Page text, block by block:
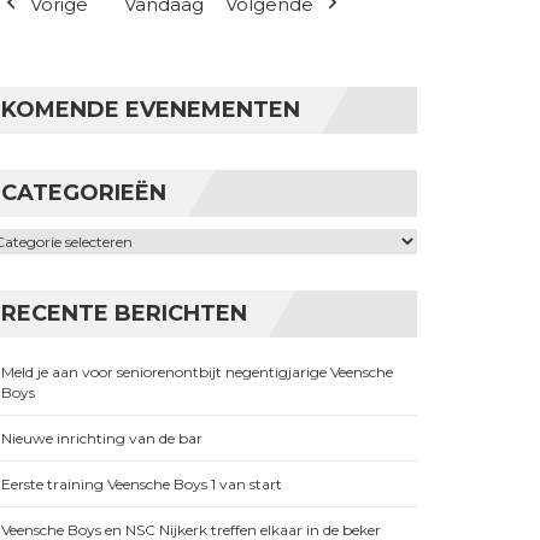
KOMENDE EVENEMENTEN
CATEGORIEËN
RECENTE BERICHTEN
Meld je aan voor seniorenontbijt negentigjarige Veensche
Boys
Nieuwe inrichting van de bar
Eerste training Veensche Boys 1 van start
Veensche Boys en NSC Nijkerk treffen elkaar in de beker